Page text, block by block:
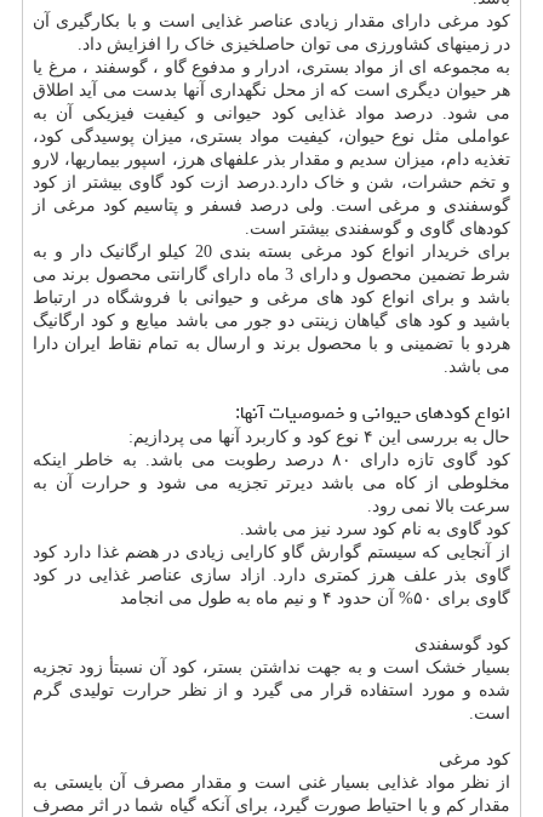
کود مرغی دارای مقدار زیادی عناصر غذایی است و با بکارگیری آن
در زمینهای کشاورزی می توان حاصلخیزی خاک را افزایش داد.
به مجموعه ای از مواد بستری، ادرار و مدفوع گاو ، گوسفند ، مرغ یا
هر حیوان دیگری است که از محل نگهداری آنها بدست می آید اطلاق
می شود. درصد مواد غذایی کود حیوانی و کیفیت فیزیکی آن به
عواملی مثل نوع حیوان، کیفیت مواد بستری، میزان پوسیدگی کود،
تغذیه دام، میزان سدیم و مقدار بذر علفهای هرز، اسپور بیماریها، لارو
و تخم حشرات، شن و خاک دارد.درصد ازت کود گاوی بیشتر از کود
گوسفندی و مرغی است. ولی درصد فسفر و پتاسیم کود مرغی از
کودهای گاوی و گوسفندی بیشتر است.
برای خریدار انواع کود مرغی بسته بندی 20 کیلو ارگانیک دار و به
شرط تضمین محصول و دارای 3 ماه دارای گارانتی محصول برند می
باشد و برای انواع کود های مرغی و حیوانی با فروشگاه در ارتباط
باشید و کود های گیاهان زینتی دو جور می باشد میایع و کود ارگانیگ
هردو با تضمینی و با محصول برند و ارسال به تمام نقاط ایران دارا
می باشد.
انواع کودهای حیوانی و خصوصیات آنها:
حال به بررسی این ۴ نوع کود و کاربرد آنها می پردازیم:
کود گاوی تازه دارای ۸۰ درصد رطوبت می باشد. به خاطر اینکه
مخلوطی از کاه می باشد دیرتر تجزیه می شود و حرارت آن به
سرعت بالا نمی رود.
کود گاوی به نام کود سرد نیز می باشد.
از آنجایی که سیستم گوارش گاو کارایی زیادی در هضم غذا دارد کود
گاوی بذر علف هرز کمتری دارد. ازاد سازی عناصر غذایی در کود
گاوی برای ۵۰% آن حدود ۴ و نیم ماه به طول می انجامد
کود گوسفندی
بسیار خشک است و به جهت نداشتن بستر، کود آن نسبتأ زود تجزیه
شده و مورد استفاده قرار می گیرد و از نظر حرارت تولیدی گرم
است.
کود مرغی
از نظر مواد غذایی بسیار غنی است و مقدار مصرف آن بایستی به
مقدار کم و با احتیاط صورت گیرد، برای آنکه گیاه شما در اثر مصرف